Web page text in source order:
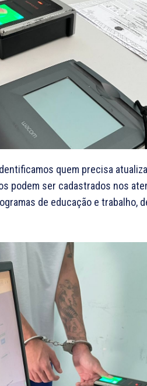
quem precisa
podem ser cadastrados nos
de educação e trabalho,